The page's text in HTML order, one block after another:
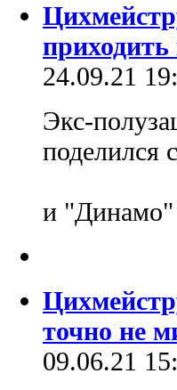
приходить
24.09.21
Экс-
поделился
и
точно не
09.06.21